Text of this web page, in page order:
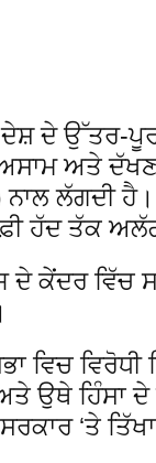
ਦੇ ਉੱਤਰ-
ਅਤੇ
ਲੱਗਦੀ
ਹੱਦ ਤੱਕ
ਦੇ ਕੇਂਦਰ
ਵਿਰੋਧੀ
ਉਥੇ ਹਿੰਸਾ ਦੇ
‘ਤੇ